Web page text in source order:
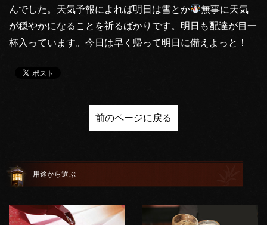
んでした。天気予報によれば明日は雪とか
無事に天気
が穏やかになることを祈るばかりです。明日も配達が目一
杯入っています。今日は早く帰って明日に備えよっと！
前のページに戻る
用途から選ぶ